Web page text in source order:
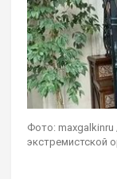
Фото: maxgalkinru
экстремистской